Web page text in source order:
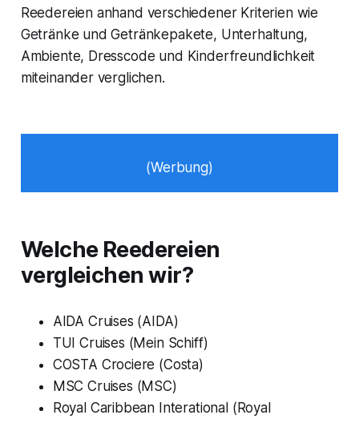
Reedereien anhand verschiedener Kriterien wie
Getränke und Getränkepakete, Unterhaltung,
Ambiente, Dresscode und Kinderfreundlichkeit
miteinander verglichen.
(Werbung)
Welche Reedereien
vergleichen wir?
AIDA Cruises (AIDA)
TUI Cruises (Mein Schiff)
COSTA Crociere (Costa)
MSC Cruises (MSC)
Royal Caribbean Interational (Royal